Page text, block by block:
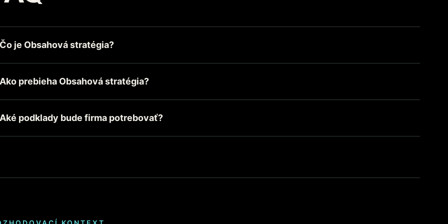
Čo je Obsahová stratégia?
Ako prebieha Obsahová stratégia?
Aké podklady bude firma potrebovať?